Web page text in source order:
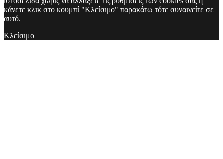
κάνετε κλικ στο κουμπί "Κλείσιμο" παρακάτω τότε συναινείτε σε
αυτό.
Κλείσιμο